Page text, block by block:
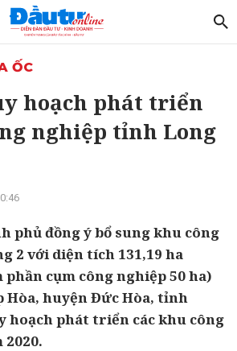
ỐC
hoạch phát triển
nghiệp tỉnh Long
phủ đồng ý bổ sung khu công
2 với diện tích 131,19 ha
phần cụm công nghiệp 50 ha)
huyện Đức Hòa, tỉnh
hoạch phát triển các khu công